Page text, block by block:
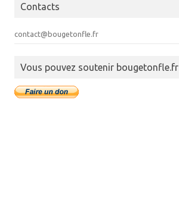
Contacts
contact@bougetonfle.fr
Vous pouvez soutenir bougetonfle.fr